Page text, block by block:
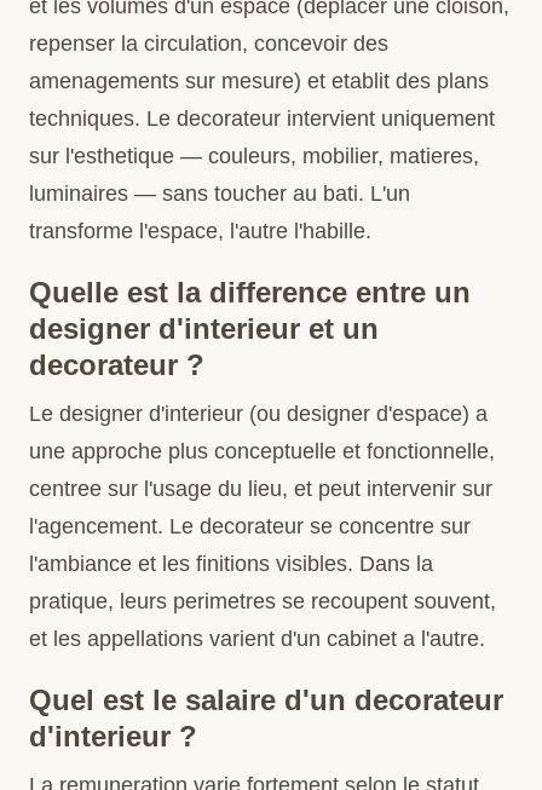
et les volumes d'un espace (deplacer une cloison,
repenser la circulation, concevoir des
amenagements sur mesure) et etablit des plans
techniques. Le decorateur intervient uniquement
sur l'esthetique — couleurs, mobilier, matieres,
luminaires — sans toucher au bati. L'un
transforme l'espace, l'autre l'habille.
Quelle est la difference entre un
designer d'interieur et un
decorateur ?
Le designer d'interieur (ou designer d'espace) a
une approche plus conceptuelle et fonctionnelle,
centree sur l'usage du lieu, et peut intervenir sur
l'agencement. Le decorateur se concentre sur
l'ambiance et les finitions visibles. Dans la
pratique, leurs perimetres se recoupent souvent,
et les appellations varient d'un cabinet a l'autre.
Quel est le salaire d'un decorateur
d'interieur ?
La remuneration varie fortement selon le statut